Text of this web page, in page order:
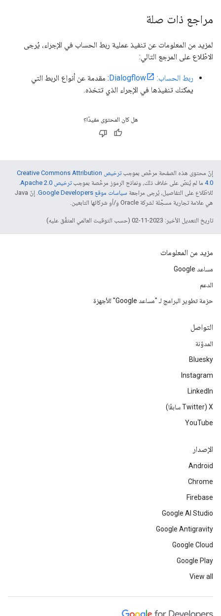
مراجع ذات صلة
لمزيد من المعلومات عن تنفيذ عملية ربط الحساب في الإجراء، يُرجى
الاطّلاع على المرجع التالي:
ربط الحساب: Dialogflow
: مقدمة عن أنواع الربط التي
يمكنك تنفيذها في الإجراء الذي تتخذه.
هل كان المحتوى مفيدًا؟
إنّ محتوى هذه الصفحة مرخّص بموجب
ترخيص Creative Commons Attribution
4.0‏ ما لم يُنصّ على خلاف ذلك، ونماذج الرموز مرخّصة بموجبترخيص Apache 2.0‏
للاطّلاع على التفاصيل، يُرجى مراجعة سياسات موقع Google Developers‏
. إنّ Java
هي علامة تجارية مسجَّلة لشركة Oracle و/أو شركائها التابعين.
تاريخ التعديل الأخير: 2023-11-02 (حسب التوقيت العالمي المتفَّق عليه)
مزيد من المعلومات
مساعد Google
الدعم
حزمة تطوير البرامج لـ "مساعد Google" للأجهزة
التواصل
المدوّنة
Bluesky
Instagram
LinkedIn
‫X ‏(Twitter سابقًا)
YouTube
الإصدار
Android
Chrome
Firebase
Google AI Studio
Google Antigravity
Google Cloud
Google Play
View all